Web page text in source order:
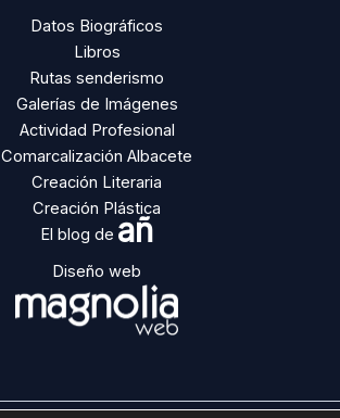
Datos Biográficos
Libros
Rutas senderismo
Galerías de Imágenes
Actividad Profesional
Comarcalización Albacete
Creación Literaria
Creación Plástica
El blog de añ
Diseño web